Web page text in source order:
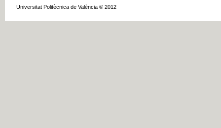
Universitat Politècnica de València © 2012